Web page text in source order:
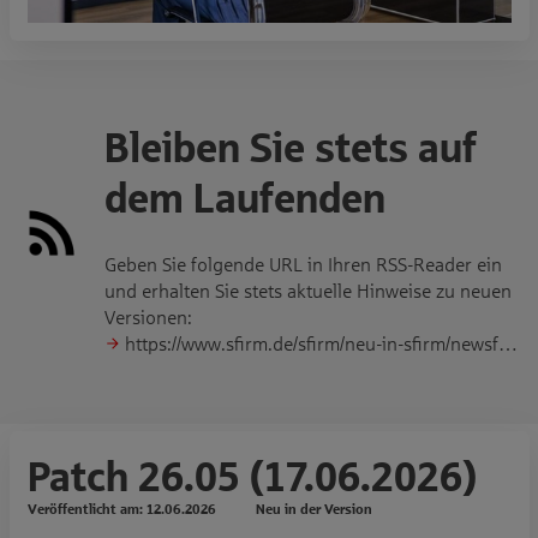
Bleiben Sie stets auf
dem Laufenden
Geben Sie folgende URL in Ihren RSS-Reader ein
und erhalten Sie stets aktuelle Hinweise zu neuen
Versionen:
https://www.sfirm.de/sfirm/neu-in-sfirm/newsfeed/
Patch 26.05 (17.06.2026)
Veröffentlicht am: 12.06.2026 Neu in der Version